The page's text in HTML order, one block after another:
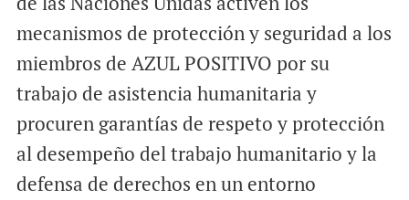
mecanismos de protección y seguridad a los
miembros de AZUL POSITIVO por su
trabajo de asistencia humanitaria y
procuren garantías de respeto y protección
al desempeño del trabajo humanitario y la
defensa de derechos en un entorno